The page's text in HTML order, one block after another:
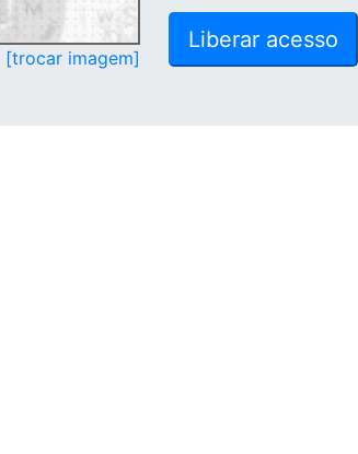
[trocar imagem]